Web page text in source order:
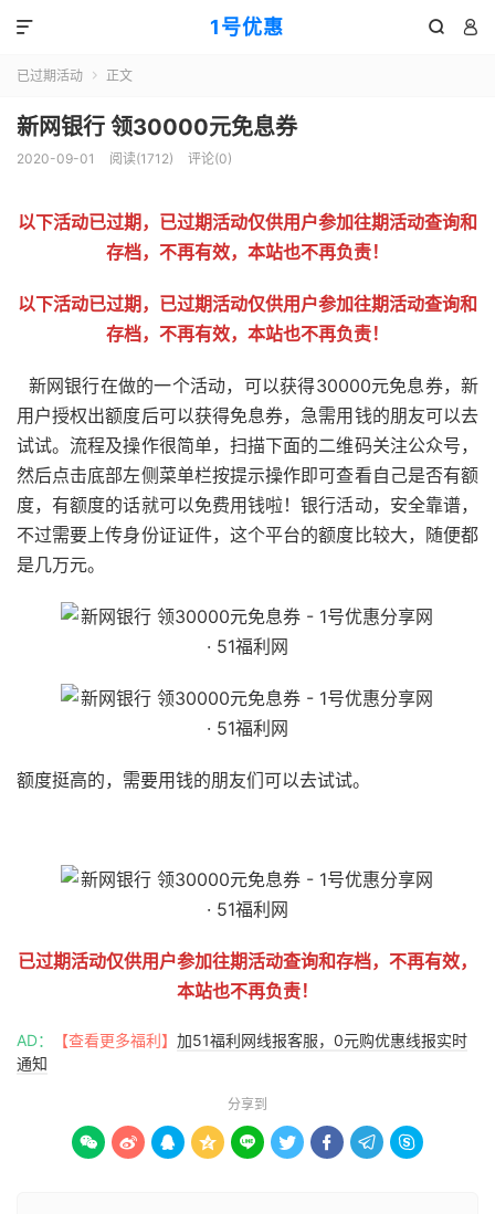
1号优惠  

已过期活动  正文
新网银行 领30000元免息券
2020-09-01 阅读(1712) 评论(0)
以下活动已过期，已过期活动仅供用户参加往期活动查询和
存档，不再有效，本站也不再负责！
以下活动已过期，已过期活动仅供用户参加往期活动查询和
存档，不再有效，本站也不再负责！
新网银行在做的一个活动，可以获得30000元免息券，新
用户授权出额度后可以获得免息券，急需用钱的朋友可以去
试试。流程及操作很简单，扫描下面的二维码关注公众号，
然后点击底部左侧菜单栏按提示操作即可查看自己是否有额
度，有额度的话就可以免费用钱啦！银行活动，安全靠谱，
不过需要上传身份证证件，这个平台的额度比较大，随便都
是几万元。
额度挺高的，需要用钱的朋友们可以去试试。
已过期活动仅供用户参加往期活动查询和存档，不再有效，
本站也不再负责！
AD： 【查看更多福利】 加51福利网线报客服，0元购优惠线报实时
通知
分享到
        